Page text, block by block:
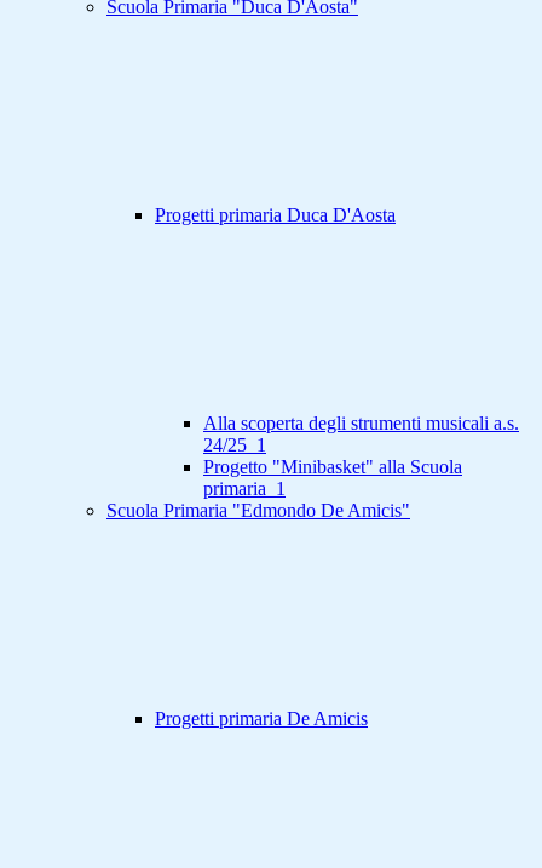
Scuola Primaria "Duca D'Aosta"
Progetti primaria Duca D'Aosta
Alla scoperta degli strumenti musicali a.s.
24/25_1
Progetto "Minibasket" alla Scuola
primaria_1
Scuola Primaria "Edmondo De Amicis"
Progetti primaria De Amicis